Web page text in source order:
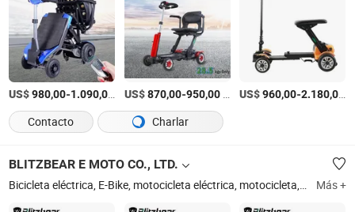
US$980,00-1.090,00 /set
US$870,00-950,00/Pieza US$960,00-2.180,00 /
Contacto
Charlar
BLITZBEAR E MOTO CO., LTD.
Bicicleta eléctrica, E-Bike, motocicleta eléctrica, motocicleta, scooter eléctrico, motoneta eléctrica, triciclo eléctrico, ciclo eléctrico, vehículo eléctrico, ciclomotor eléctrico Más +